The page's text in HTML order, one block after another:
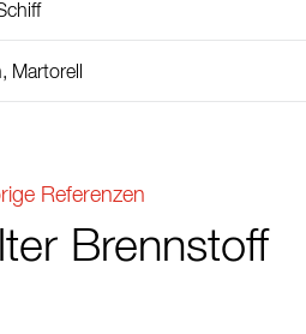
Martorell
Referenzen
Brennstoff